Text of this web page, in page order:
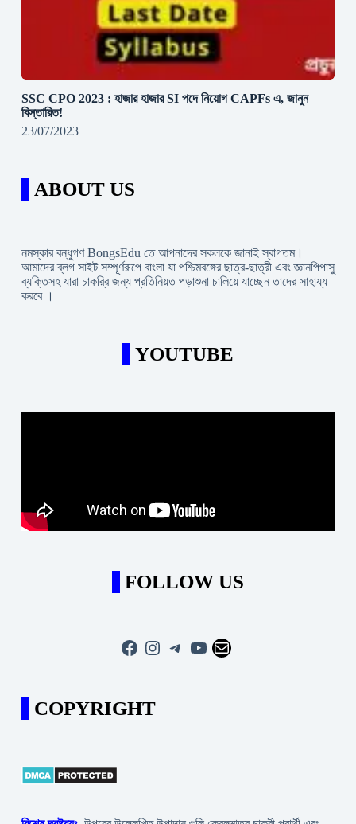
SSC CPO 2023 : হাজার হাজার SI পদে নিয়োগ CAPFs এ, জানুন
বিস্তারিত!
23/07/2023
ABOUT US
নমস্কার বন্ধুগণ BongsEdu তে আপনাদের সকলকে জানাই স্বাগতম।
আমাদের ব্লগ সাইট সম্পূর্ণরূপে বাংলা যা পশ্চিমবঙ্গের ছাত্র-ছাত্রী এবং জ্ঞানপিপাসু
ব্যক্তিসহ যারা চাকরি্র জন্য প্রতিনিয়ত পড়াশুনা চালিয়ে যাচ্ছেন তাদের সাহায্য
করবে ।
YOUTUBE
FOLLOW US
Facebook
Instagram
Telegram
YouTube
Mail
COPYRIGHT